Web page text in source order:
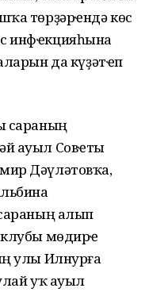
төрҙәрҽндә көс
инфҽкцияһына
да күҙәтҽп
сараның
ауыл Совҽты
Дәүләтовҡа,
алып
мөдирҽ
улы Илнурға
уҡ ауыл